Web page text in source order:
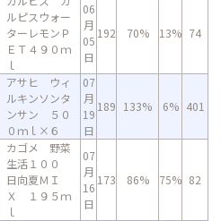
ルピスウォー
ターレモンＰ
ＥＴ４９０ｍ
ｌ
06
月
05
日
192 70% 13% 74
アサヒ ウィ
ルキンソンタ
ンサン ５０
０ｍｌ×６
07
月
19
日
189 133% 6% 401
カゴメ 野菜
生活１００
日向夏ＭＩ
Ｘ １９５ｍ
ｌ
07
月
16
日
173 86% 75% 82